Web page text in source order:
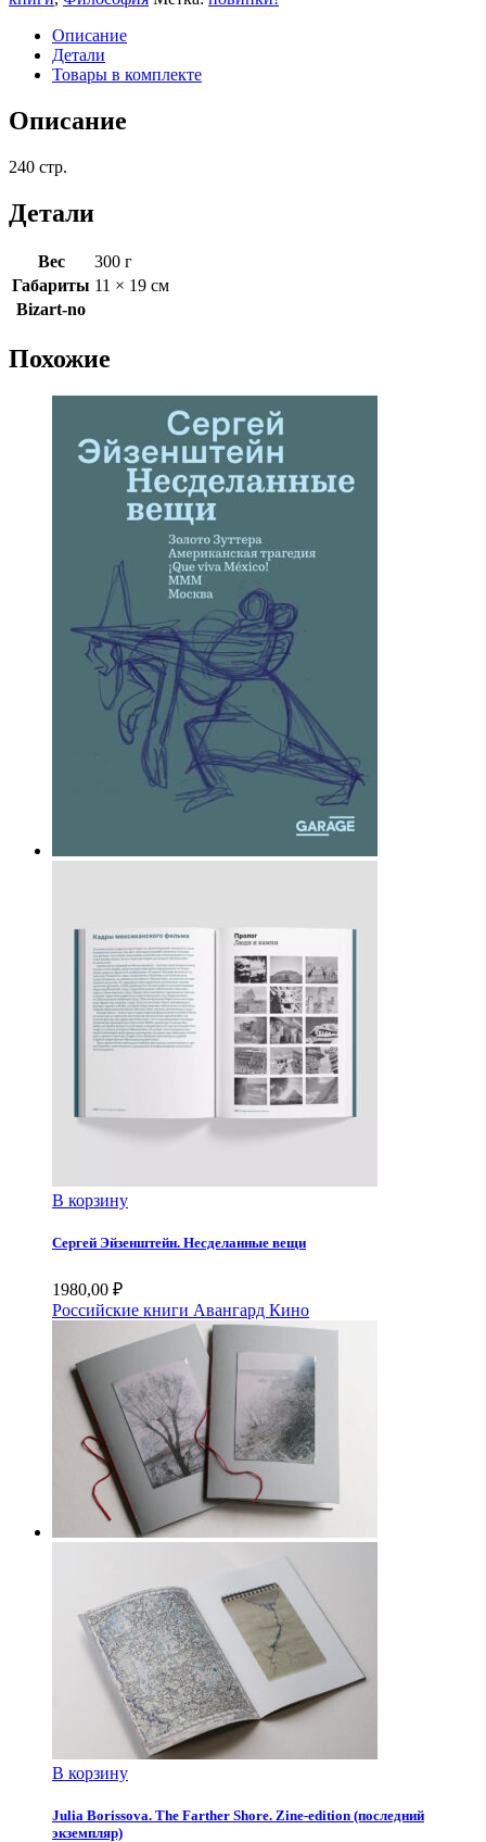
Описание
Детали
Товары в комплекте
Описание
240 стр.
Детали
Вес
300 г
Габариты 11 × 19 см
Bizart-no
Похожие
В корзину
Сергей Эйзенштейн. Несделанные вещи
1980,00 ₽
Российские книги Авангард Кино
В корзину
Julia Borissova. The Farther Shore. Zine-edition (последний
экземпляр)